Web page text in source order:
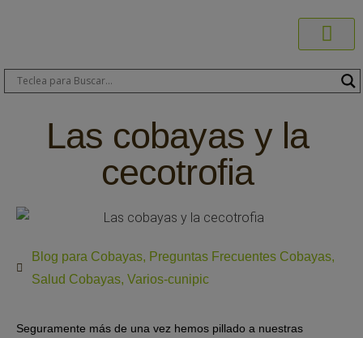
Las cobayas y la
cecotrofia
Blog para Cobayas, Preguntas Frecuentes Cobayas,
Salud Cobayas, Varios-cunipic
Seguramente más de una vez hemos pillado a nuestras